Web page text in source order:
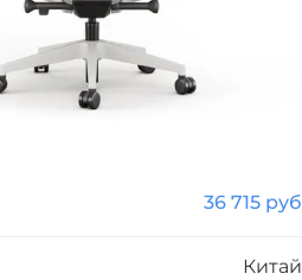
36 715 руб
Китай